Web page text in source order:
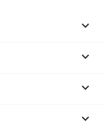


